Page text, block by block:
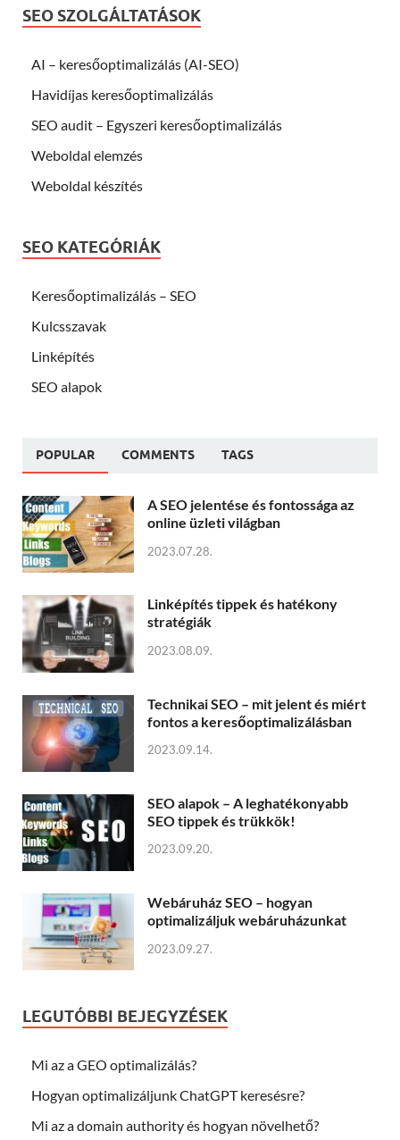
SEO SZOLGÁLTATÁSOK
AI – keresőoptimalizálás (AI-SEO)
Havidíjas keresőoptimalizálás
SEO audit – Egyszeri keresőoptimalizálás
Weboldal elemzés
Weboldal készítés
SEO KATEGÓRIÁK
Keresőoptimalizálás – SEO
Kulcsszavak
Linképítés
SEO alapok
POPULAR COMMENTS TAGS
A SEO jelentése és fontossága az
online üzleti világban
2023.07.28.
Linképítés tippek és hatékony
stratégiák
2023.08.09.
Technikai SEO – mit jelent és miért
fontos a keresőoptimalizálásban
2023.09.14.
SEO alapok – A leghatékonyabb
SEO tippek és trükkök!
2023.09.20.
Webáruház SEO – hogyan
optimalizáljuk webáruházunkat
2023.09.27.
LEGUTÓBBI BEJEGYZÉSEK
Mi az a GEO optimalizálás?
Hogyan optimalizáljunk ChatGPT keresésre?
Mi az a domain authority és hogyan növelhető?